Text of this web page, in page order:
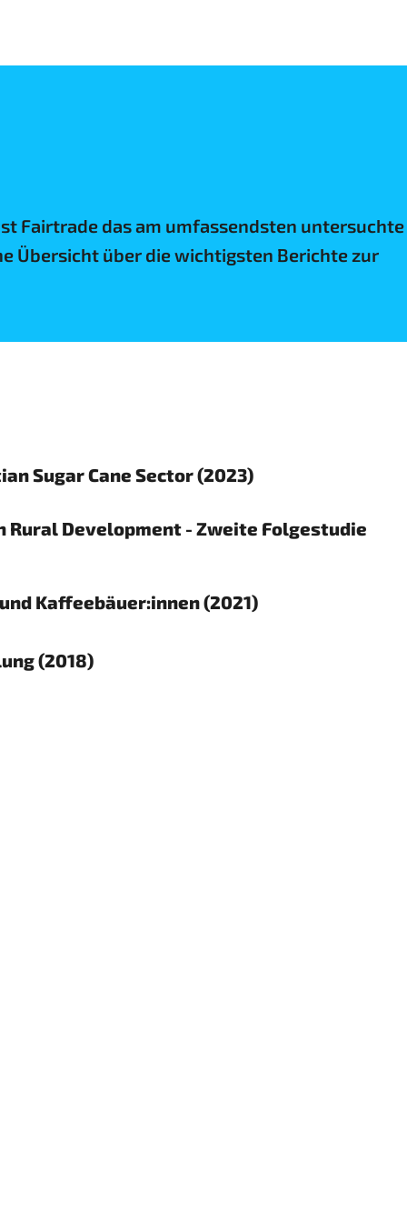
Fairtrade das am umfassendsten untersuchte
Übersicht über die wichtigsten Berichte zur
Sugar Cane Sector (2023)
Rural Development - Zweite Folgestudie
Kaffeebäuer:innen (2021)
(2018)